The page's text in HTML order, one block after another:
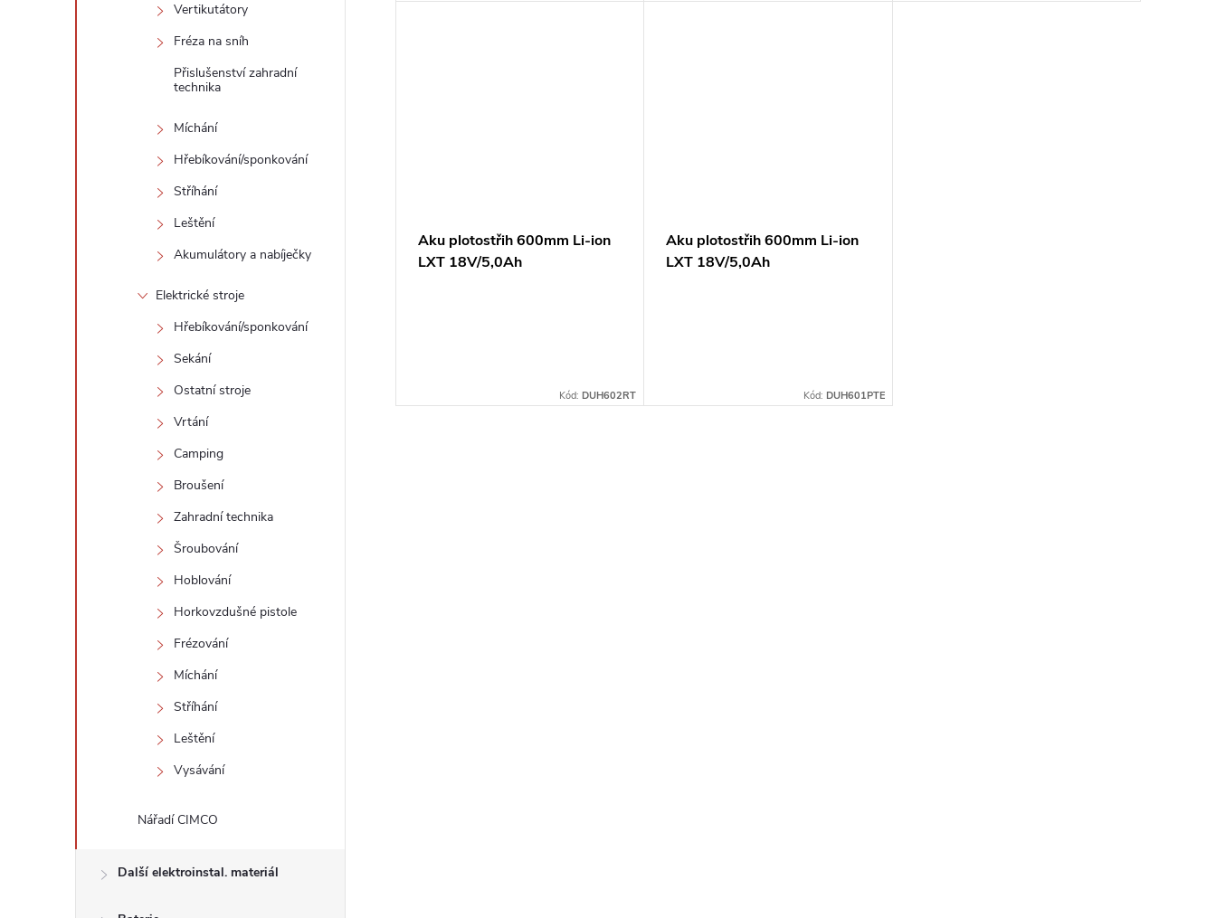
Vertikutátory
Fréza na sníh
Přislušenství zahradní
technika
Míchání
Hřebíkování/sponkování
Stříhání
Leštění
Akumulátory a nabíječky
Elektrické stroje
Hřebíkování/sponkování
Sekání
Ostatní stroje
Vrtání
Camping
Broušení
Zahradní technika
Šroubování
Hoblování
Horkovzdušné pistole
Frézování
Míchání
Stříhání
Leštění
Vysávání
Nářadí CIMCO
Další elektroinstal. materiál
Aku plotostřih 600mm Li-ion
LXT 18V/5,0Ah
Kód:DUH602RT
Aku plotostřih 600mm Li-ion
LXT 18V/5,0Ah
Kód: DUH601PTE